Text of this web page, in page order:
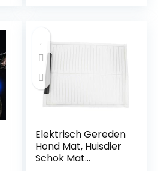
Elektrisch Gereden
Hond Mat, Huisdier
Schok Mat